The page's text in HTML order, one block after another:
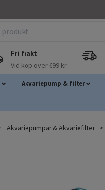
Fri frakt
Vid köp över 699 kr
Akvariepump & filter
Akvariepumpar & Akvariefilter